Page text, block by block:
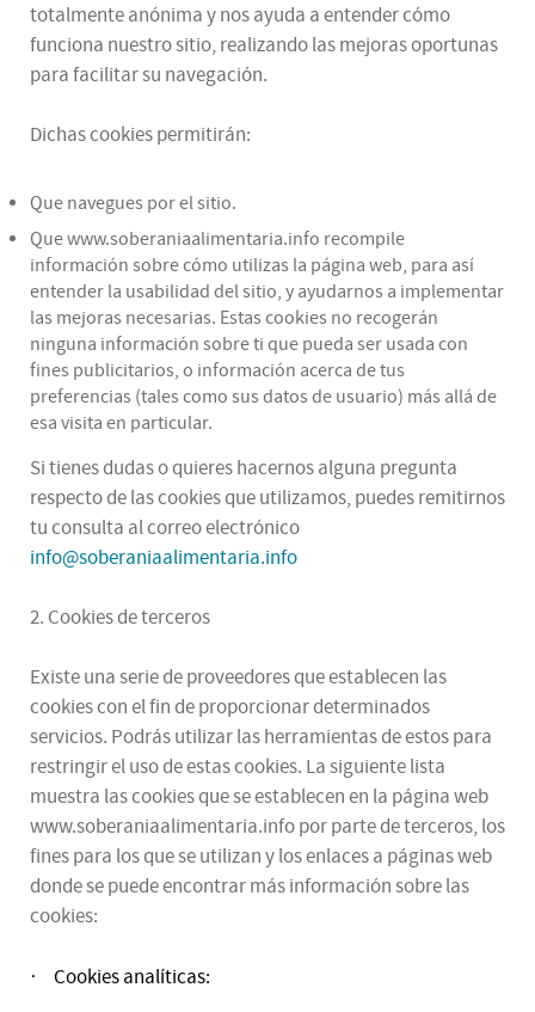
totalmente anónima y nos ayuda a entender cómo
funciona nuestro sitio, realizando las mejoras oportunas
para facilitar su navegación.
Dichas cookies permitirán:
Que navegues por el sitio.
Que www.soberaniaalimentaria.info recompile
información sobre cómo utilizas la página web, para así
entender la usabilidad del sitio, y ayudarnos a implementar
las mejoras necesarias. Estas cookies no recogerán
ninguna información sobre ti que pueda ser usada con
fines publicitarios, o información acerca de tus
preferencias (tales como sus datos de usuario) más allá de
esa visita en particular.
Si tienes dudas o quieres hacernos alguna pregunta
respecto de las cookies que utilizamos, puedes remitirnos
tu consulta al correo electrónico
info@soberaniaalimentaria.info
2. Cookies de terceros
Existe una serie de proveedores que establecen las
cookies con el fin de proporcionar determinados
servicios. Podrás utilizar las herramientas de estos para
restringir el uso de estas cookies. La siguiente lista
muestra las cookies que se establecen en la página web
www.soberaniaalimentaria.info por parte de terceros, los
fines para los que se utilizan y los enlaces a páginas web
donde se puede encontrar más información sobre las
cookies:
· Cookies analíticas: